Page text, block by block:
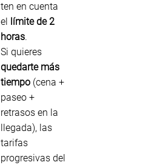
ten en cuenta
el
límite de 2
horas.
Si quieres
quedarte más
tiempo (cena +
paseo +
retrasos en la
llegada), las
tarifas
progresivas del